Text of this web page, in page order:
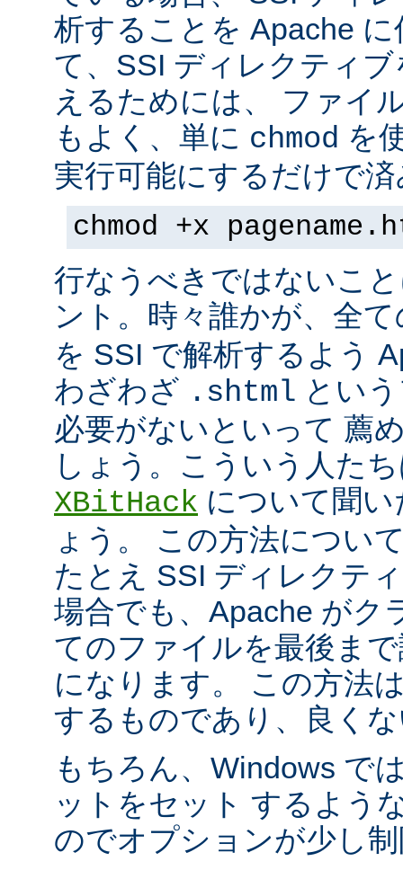
析することを Apache
て、SSI ディレクティ
えるためには、 ファイ
もよく、単に chmod を
実行可能にするだけで
chmod +x
行なうべきではないこ
ント。時々誰かが、全
を SSI で解析するよう
わざわざ .shtml とい
必要がないといって 薦
しょう。こういう人た
XBitHack について聞
ょう。 この方法につい
たとえ SSI ディレクテ
場合でも、Apache がク
てのファイルを最後ま
になります。 この方法
するものであり、良く
もちろん、Windows で
ットをセット するよう
のでオプションが少し